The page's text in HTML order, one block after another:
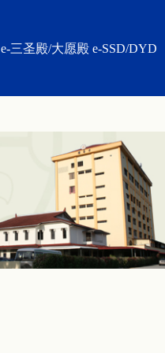
e-三圣殿/大愿殿 e-SSD/DYD